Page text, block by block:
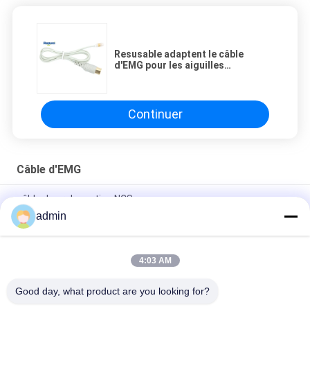
Resusable adaptent le câble
d'EMG pour les aiguilles
Continuer
Câble d'EMG
câble de prolongation NCS
Câble réutilisable d'EMG d'électrode monopolaire d'aiguille
avec le fil de connexion de 1500mm
Le bouclier concentrique d'EMG adaptent le câble avec la prise
admin
4:03 AM
Good day, what product are you looking for?